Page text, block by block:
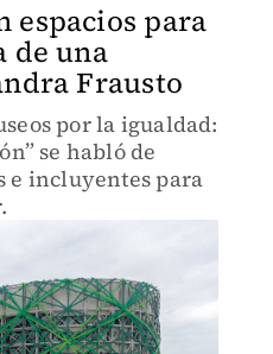
espacios para
de una
Frausto
por la igualdad:
se habló de
e incluyentes para